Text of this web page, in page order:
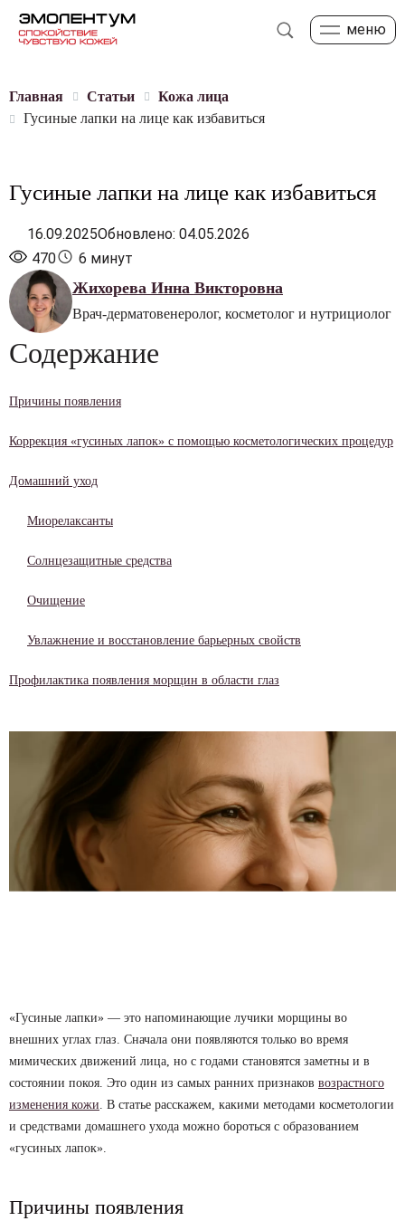
меню
Главная Статьи
Кожа лица
Гусиные лапки на лице как избавиться
Гусиные лапки на лице как избавиться
16.09.2025Обновлено: 04.05.2026
470
6 минут
Жихорева Инна Викторовна
Врач-дерматовенеролог, косметолог и нутрициолог
Содержание
Причины появления
Коррекция «гусиных лапок» с помощью косметологических процедур
Домашний уход
Миорелаксанты
Солнцезащитные средства
Очищение
Увлажнение и восстановление барьерных свойств
Профилактика появления морщин в области глаз
«Гусиные лапки» — это напоминающие лучики морщины во
внешних углах глаз. Сначала они появляются только во время
мимических движений лица, но с годами становятся заметны и в
состоянии покоя. Это один из самых ранних признаков возрастного
изменения кожи. В статье расскажем, какими методами косметологии
и средствами домашнего ухода можно бороться с образованием
«гусиных лапок».
Причины появления